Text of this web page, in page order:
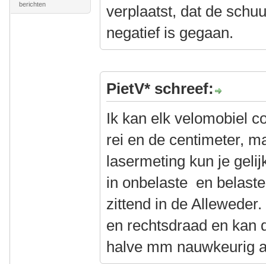
berichten
verplaatst, dat de
negatief is gegaan.
PietV* schreef:
Ik kan elk velomobiel
rei en de centimeter,
lasermeting kun je
in onbelaste en
zittend in de
en rechtsdraad en kan
halve mm nauwkeurig